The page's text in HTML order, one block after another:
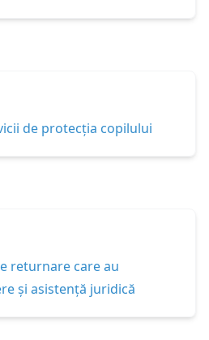
de protecția copilului
returnare care au
și asistență juridică